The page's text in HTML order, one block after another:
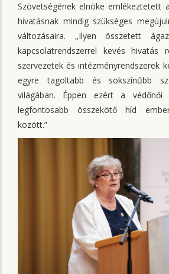
Szövetségének elnöke emlékeztetett
hivatásnak mindig szükséges
változásaira. „Ilyen összetett
kapcsolatrendszerrel kevés hivatás
szervezetek és intézményrendszerek
egyre tagoltabb és sokszínűbb
világában. Éppen ezért a
legfontosabb összekötő híd
között.”